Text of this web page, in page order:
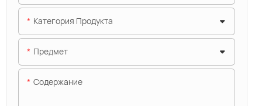
Категория Продукта
Предмет
Содержание